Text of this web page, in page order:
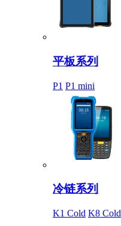
平板系列
P1 P1 mini
冷链系列
K1 Cold K8 Cold